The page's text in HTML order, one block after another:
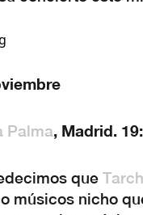
Palma, Madrid.
que
músicos nicho